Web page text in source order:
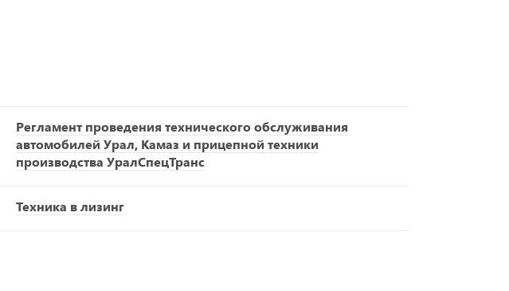
Регламент проведения технического обслуживания
автомобилей Урал, Камаз и прицепной техники
производства УралСпецТранс
Техника в лизинг